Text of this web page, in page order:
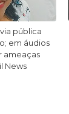
pública
em áudios
ameaças
News